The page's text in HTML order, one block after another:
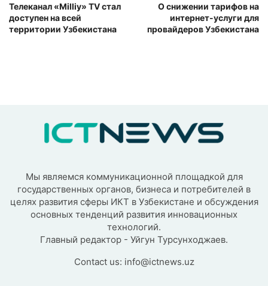
Телеканал «Milliy» TV стал
доступен на всей
территории Узбекистана
О снижении тарифов на
интернет-услуги для
провайдеров Узбекистана
Мы являемся коммуникационной площадкой для
государственных органов, бизнеса и потребителей в
целях развития сферы ИКТ в Узбекистане и обсуждения
основных тенденций развития инновационных
технологий.
Главный редактор - Уйгун Турсунходжаев.
Contact us: info@ictnews.uz